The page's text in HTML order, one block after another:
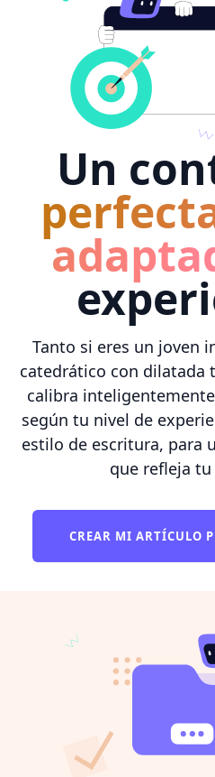
Un
Tanto si eres un joven
catedrático con dilatada
calibra
según tu nivel de
estilo de escritura, para
que refleja
CREAR MI ARTÍCULO